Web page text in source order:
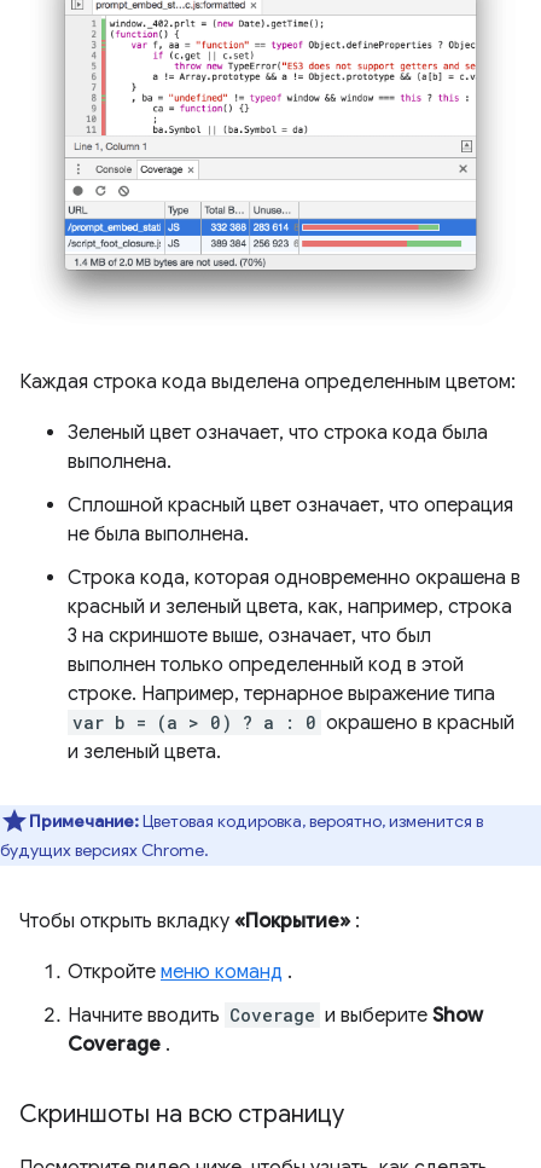
Каждая строка кода выделена определенным цветом:
Зеленый цвет означает, что строка кода была
выполнена.
Сплошной красный цвет означает, что операция
не была выполнена.
Строка кода, которая одновременно окрашена в
красный и зеленый цвета, как, например, строка
3 на скриншоте выше, означает, что был
выполнен только определенный код в этой
строке. Например, тернарное выражение типа
var b = (a > 0) ? a : 0 окрашено в красный
и зеленый цвета.
Примечание:Цветовая кодировка, вероятно, изменится в
будущих версиях Chrome.
Чтобы открыть вкладку «Покрытие» :
Откройте меню команд .
Начните вводить Coverage и выберите Show
Coverage .
Скриншоты на всю страницу